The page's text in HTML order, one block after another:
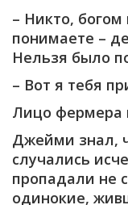
– Никто,
понимаете –
Нельзя было
– Вот я тебя
Лицо фермера
Джейми знал,
случались
пропадали не
одинокие,